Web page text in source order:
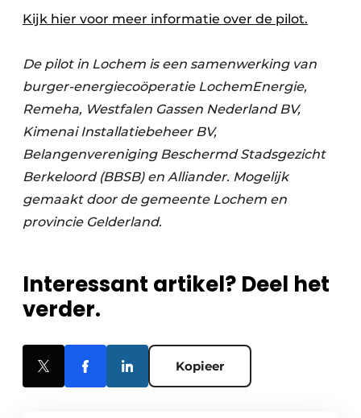
Kijk hier voor meer informatie over de pilot.
De pilot in Lochem is een samenwerking van
burger-energiecoöperatie LochemEnergie,
Remeha, Westfalen Gassen Nederland BV,
Kimenai Installatiebeheer BV,
Belangenvereniging Beschermd Stadsgezicht
Berkeloord (BBSB) en Alliander. Mogelijk
gemaakt door de gemeente Lochem en
provincie Gelderland.
Interessant artikel? Deel het
verder.
Kopieer